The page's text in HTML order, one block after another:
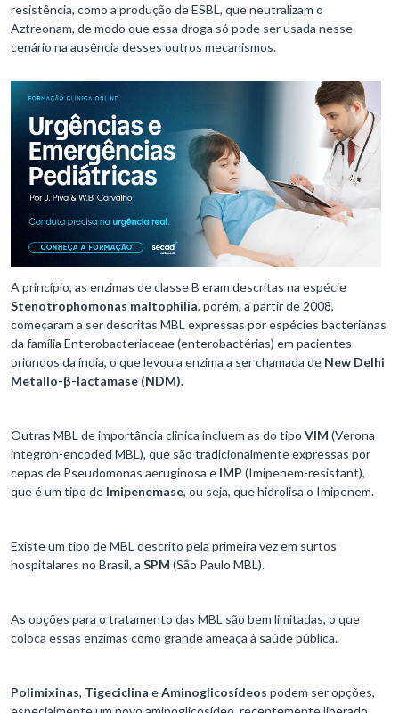
resistência, como a produção de ESBL, que neutralizam o
Aztreonam, de modo que essa droga só pode ser usada nesse
cenário na ausência desses outros mecanismos.
A princípio, as enzimas de classe B eram descritas na espécie
Stenotrophomonas maltophilia, porém, a partir de 2008,
começaram a ser descritas MBL expressas por espécies bacterianas
da família Enterobacteriaceae (enterobactérias) em pacientes
oriundos da índia, o que levou a enzima a ser chamada de New Delhi
Metallo-β-lactamase (NDM).
Outras MBL de importância clinica incluem as do tipo VIM (Verona
integron-encoded MBL), que são tradicionalmente expressas por
cepas de Pseudomonas aeruginosa e IMP (Imipenem-resistant),
que é um tipo de Imipenemase, ou seja, que hidrolisa o Imipenem.
Existe um tipo de MBL descrito pela primeira vez em surtos
hospitalares no Brasil, a SPM (São Paulo MBL).
As opções para o tratamento das MBL são bem limitadas, o que
coloca essas enzimas como grande ameaça à saúde pública.
Polimixinas, Tigeciclina eAminoglicosídeos podem ser opções,